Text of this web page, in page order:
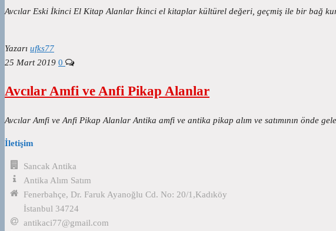
Avcılar Eski İkinci El Kitap Alanlar İkinci el kitaplar kültürel değeri, geçmiş ile bir bağ
Yazarı ufks77
25 Mart 2019 0
Avcılar Amfi ve Anfi Pikap Alanlar
Avcılar Amfi ve Anfi Pikap Alanlar Antika amfi ve antika pikap alım ve satımının önde
İletişim
Sancak Antika
Antika Alım Satım
Fenerbahçe, Dr. Faruk Ayanoğlu Cd. No: 20/1,Kadıköy
İstanbul 34724
antikaci77@gmail.com